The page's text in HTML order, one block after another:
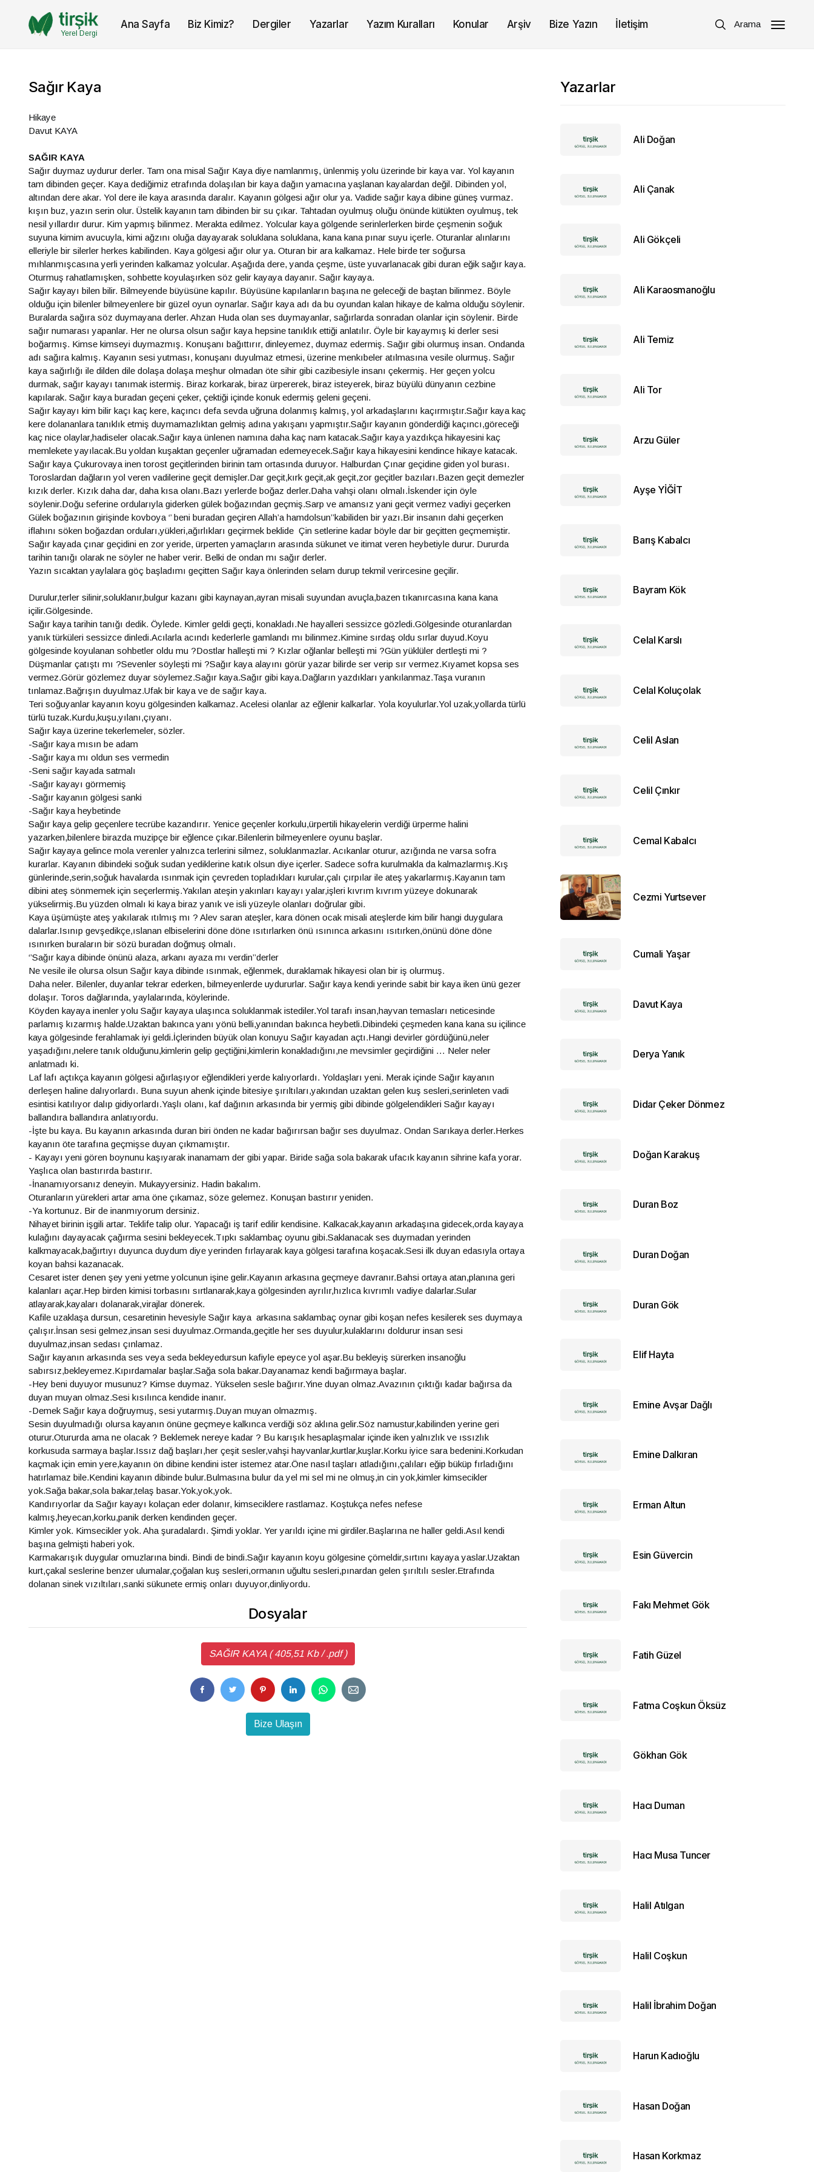
Yerel Dergi
Arama
Ana Sayfa Biz Kimiz? Dergiler Yazarlar Yazım Kuralları Konular Arşiv Bize Yazın İletişim
Sağır Kaya
Hikaye
Davut KAYA
SAĞIR KAYA
Sağır duymaz uydurur derler. Tam ona misal Sağır Kaya diye namlanmış, ünlenmiş yolu üzerinde bir kaya var. Yol kayanın
tam dibinden geçer. Kaya dediğimiz etrafında dolaşılan bir kaya dağın yamacına yaşlanan kayalardan değil. Dibinden yol,
altından dere akar. Yol dere ile kaya arasında daralır. Kayanın gölgesi ağır olur ya. Vadide sağır kaya dibine güneş vurmaz.
kışın buz, yazın serin olur. Üstelik kayanın tam dibinden bir su çıkar. Tahtadan oyulmuş oluğu önünde kütükten oyulmuş, tek
nesil yıllardır durur. Kim yapmış bilinmez. Merakta edilmez. Yolcular kaya gölgende serinlerlerken birde çeşmenin soğuk
suyuna kimim avucuyla, kimi ağzını oluğa dayayarak soluklana soluklana, kana kana pınar suyu içerle. Oturanlar alınlarını
elleriyle bir silerler herkes kabilinden. Kaya gölgesi ağır olur ya. Oturan bir ara kalkamaz. Hele birde ter soğursa
mıhlanmışcasına yerli yerinden kalkamaz yolcular. Aşağıda dere, yanda çeşme, üste yuvarlanacak gibi duran eğik sağır kaya.
Oturmuş rahatlamışken, sohbette koyulaşırken söz gelir kayaya dayanır. Sağır kayaya.
Sağır kayayı bilen bilir. Bilmeyende büyüsüne kapılır. Büyüsüne kapılanların başına ne geleceği de baştan bilinmez. Böyle
olduğu için bilenler bilmeyenlere bir güzel oyun oynarlar. Sağır kaya adı da bu oyundan kalan hikaye de kalma olduğu söylenir.
Buralarda sağıra söz duymayana derler. Ahzan Huda olan ses duymayanlar, sağırlarda sonradan olanlar için söylenir. Birde
sağır numarası yapanlar. Her ne olursa olsun sağır kaya hepsine tanıklık ettiği anlatılır. Öyle bir kayaymış ki derler sesi
boğarmış. Kimse kimseyi duymazmış. Konuşanı bağıttırır, dinleyemez, duymaz edermiş. Sağır gibi olurmuş insan. Ondanda
adı sağıra kalmış. Kayanın sesi yutması, konuşanı duyulmaz etmesi, üzerine menkıbeler atılmasına vesile olurmuş. Sağır
kaya sağırlığı ile dilden dile dolaşa dolaşa meşhur olmadan öte sihir gibi cazibesiyle insanı çekermiş. Her geçen yolcu
durmak, sağır kayayı tanımak istermiş. Biraz korkarak, biraz ürpererek, biraz isteyerek, biraz büyülü dünyanın cezbine
kapılarak. Sağır kaya buradan geçeni çeker, çektiği içinde konuk edermiş geleni geçeni.
Sağır kayayı kim bilir kaçı kaç kere, kaçıncı defa sevda uğruna dolanmış kalmış, yol arkadaşlarını kaçırmıştır.Sağır kaya kaç
kere dolananlara tanıklık etmiş duymamazlıktan gelmiş adına yakışanı yapmıştır.Sağır kayanın gönderdiği kaçıncı,göreceği
kaç nice olaylar,hadiseler olacak.Sağır kaya ünlenen namına daha kaç nam katacak.Sağır kaya yazdıkça hikayesini kaç
memlekete yayılacak.Bu yoldan kuşaktan geçenler uğramadan edemeyecek.Sağır kaya hikayesini kendince hikaye katacak.
Sağır kaya Çukurovaya inen torost geçitlerinden birinin tam ortasında duruyor. Halburdan Çınar geçidine giden yol burası.
Toroslardan dağların yol veren vadilerine geçit demişler.Dar geçit,kırk geçit,ak geçit,zor geçitler bazıları.Bazen geçit demezler
kızık derler. Kızık daha dar, daha kısa olanı.Bazı yerlerde boğaz derler.Daha vahşi olanı olmalı.İskender için öyle
söylenir.Doğu seferine ordularıyla giderken gülek boğazından geçmiş.Sarp ve amansız yani geçit vermez vadiyi geçerken
Gülek boğazının girişinde kovboya ‘’ beni buradan geçiren Allah’a hamdolsun’’kabiliden bir yazı.Bir insanın dahi geçerken
iflahını söken boğazdan orduları,yükleri,ağırlıkları geçirmek beklide Çin setlerine kadar böyle dar bir geçitten geçmemiştir.
Sağır kayada çınar geçidini en zor yeride, ürperten yamaçların arasında sükunet ve itimat veren heybetiyle durur. Dururda
tarihin tanığı olarak ne söyler ne haber verir. Belki de ondan mı sağır derler.
Yazın sıcaktan yaylalara göç başladımı geçitten Sağır kaya önlerinden selam durup tekmil verircesine geçilir.
Durulur,terler silinir,soluklanır,bulgur kazanı gibi kaynayan,ayran misali suyundan avuçla,bazen tıkanırcasına kana kana
içilir.Gölgesinde.
Sağır kaya tarihin tanığı dedik. Öylede. Kimler geldi geçti, konakladı.Ne hayalleri sessizce gözledi.Gölgesinde oturanlardan
yanık türküleri sessizce dinledi.Acılarla acındı kederlerle gamlandı mı bilinmez.Kimine sırdaş oldu sırlar duyud.Koyu
gölgesinde koyulanan sohbetler oldu mu ?Dostlar halleşti mi ? Kızlar oğlanlar belleşti mi ?Gün yüklüler dertleşti mi ?
Düşmanlar çatıştı mı ?Sevenler söyleşti mi ?Sağır kaya alayını görür yazar bilirde ser verip sır vermez.Kıyamet kopsa ses
vermez.Görür gözlemez duyar söylemez.Sağır kaya.Sağır gibi kaya.Dağların yazdıkları yankılanmaz.Taşa vuranın
tınlamaz.Bağrışın duyulmaz.Ufak bir kaya ve de sağır kaya.
Teri soğuyanlar kayanın koyu gölgesinden kalkamaz. Acelesi olanlar az eğlenir kalkarlar. Yola koyulurlar.Yol uzak,yollarda türlü
türlü tuzak.Kurdu,kuşu,yılanı,çıyanı.
Sağır kaya üzerine tekerlemeler, sözler.
-Sağır kaya mısın be adam
-Sağır kaya mı oldun ses vermedin
-Seni sağır kayada satmalı
-Sağır kayayı görmemiş
-Sağır kayanın gölgesi sanki
-Sağır kaya heybetinde
Sağır kaya gelip geçenlere tecrübe kazandırır. Yenice geçenler korkulu,ürpertili hikayelerin verdiği ürperme halini
yazarken,bilenlere birazda muzipçe bir eğlence çıkar.Bilenlerin bilmeyenlere oyunu başlar.
Sağır kayaya gelince mola verenler yalnızca terlerini silmez, soluklanmazlar. Acıkanlar oturur, azığında ne varsa sofra
kurarlar. Kayanın dibindeki soğuk sudan yediklerine katık olsun diye içerler. Sadece sofra kurulmakla da kalmazlarmış.Kış
günlerinde,serin,soğuk havalarda ısınmak için çevreden topladıkları kurular,çalı çırpılar ile ateş yakarlarmış.Kayanın tam
dibini ateş sönmemek için seçerlermiş.Yakılan ateşin yakınları kayayı yalar,işleri kıvrım kıvrım yüzeye dokunarak
yükselirmiş.Bu yüzden olmalı ki kaya biraz yanık ve isli yüzeyle olanları doğrular gibi.
Kaya üşümüşte ateş yakılarak ıtılmış mı ? Alev saran ateşler, kara dönen ocak misali ateşlerde kim bilir hangi duygulara
dalarlar.Isınıp gevşedikçe,ıslanan elbiselerini döne döne ısıtırlarken önü ısınınca arkasını ısıtırken,önünü döne döne
ısınırken buraların bir sözü buradan doğmuş olmalı.
‘’Sağır kaya dibinde önünü alaza, arkanı ayaza mı verdin’’derler
Ne vesile ile olursa olsun Sağır kaya dibinde ısınmak, eğlenmek, duraklamak hikayesi olan bir iş olurmuş.
Daha neler. Bilenler, duyanlar tekrar ederken, bilmeyenlerde uydururlar. Sağır kaya kendi yerinde sabit bir kaya iken ünü gezer
dolaşır. Toros dağlarında, yaylalarında, köylerinde.
Köyden kayaya inenler yolu Sağır kayaya ulaşınca soluklanmak istediler.Yol tarafı insan,hayvan temasları neticesinde
parlamış kızarmış halde.Uzaktan bakınca yanı yönü belli,yanından bakınca heybetli.Dibindeki çeşmeden kana kana su içilince
kaya gölgesinde ferahlamak iyi geldi.İçlerinden büyük olan konuyu Sağır kayadan açtı.Hangi devirler gördüğünü,neler
yaşadığını,nelere tanık olduğunu,kimlerin gelip geçtiğini,kimlerin konakladığını,ne mevsimler geçirdiğini … Neler neler
anlatmadı ki.
Laf lafı açtıkça kayanın gölgesi ağırlaşıyor eğlendikleri yerde kalıyorlardı. Yoldaşları yeni. Merak içinde Sağır kayanın
derleşen haline dalıyorlardı. Buna suyun ahenk içinde bitesiye şırıltıları,yakından uzaktan gelen kuş sesleri,serinleten vadi
esintisi katılıyor dalıp gidiyorlardı.Yaşlı olanı, kaf dağının arkasında bir yermiş gibi dibinde gölgelendikleri Sağır kayayı
ballandıra ballandıra anlatıyordu.
-İşte bu kaya. Bu kayanın arkasında duran biri önden ne kadar bağırırsan bağır ses duyulmaz. Ondan Sarıkaya derler.Herkes
kayanın öte tarafına geçmişse duyan çıkmamıştır.
- Kayayı yeni gören boynunu kaşıyarak inanamam der gibi yapar. Biride sağa sola bakarak ufacık kayanın sihrine kafa yorar.
Yaşlıca olan bastırırda bastırır.
-İnanamıyorsanız deneyin. Mukayyersiniz. Hadin bakalım.
Oturanların yürekleri artar ama öne çıkamaz, söze gelemez. Konuşan bastırır yeniden.
-Ya kortunuz. Bir de inanmıyorum dersiniz.
Nihayet birinin işgili artar. Teklife talip olur. Yapacağı iş tarif edilir kendisine. Kalkacak,kayanın arkadaşına gidecek,orda kayaya
kulağını dayayacak çağırma sesini bekleyecek.Tıpkı saklambaç oyunu gibi.Saklanacak ses duymadan yerinden
kalkmayacak,bağırtıyı duyunca duydum diye yerinden fırlayarak kaya gölgesi tarafına koşacak.Sesi ilk duyan edasıyla ortaya
koyan bahsi kazanacak.
Cesaret ister denen şey yeni yetme yolcunun işine gelir.Kayanın arkasına geçmeye davranır.Bahsi ortaya atan,planına geri
kalanları açar.Hep birden kimisi torbasını sırtlanarak,kaya gölgesinden ayrılır,hızlıca kıvrımlı vadiye dalarlar.Sular
atlayarak,kayaları dolanarak,virajlar dönerek.
Kafile uzaklaşa dursun, cesaretinin hevesiyle Sağır kaya arkasına saklambaç oynar gibi koşan nefes kesilerek ses duymaya
çalışır.İnsan sesi gelmez,insan sesi duyulmaz.Ormanda,geçitle her ses duyulur,kulaklarını doldurur insan sesi
duyulmaz,insan sedası çınlamaz.
Sağır kayanın arkasında ses veya seda bekleyedursun kafiyle epeyce yol aşar.Bu bekleyiş sürerken insanoğlu
sabırsız,bekleyemez.Kıpırdamalar başlar.Sağa sola bakar.Dayanamaz kendi bağırmaya başlar.
-Hey beni duyuyor musunuz? Kimse duymaz. Yükselen sesle bağırır.Yine duyan olmaz.Avazının çıktığı kadar bağırsa da
duyan muyan olmaz.Sesi kısılınca kendide inanır.
-Demek Sağır kaya doğruymuş, sesi yutarmış.Duyan muyan olmazmış.
Sesin duyulmadığı olursa kayanın önüne geçmeye kalkınca verdiği söz aklına gelir.Söz namustur,kabilinden yerine geri
oturur.Otururda ama ne olacak ? Beklemek nereye kadar ? Bu karışık hesaplaşmalar içinde iken yalnızlık ve ıssızlık
korkusuda sarmaya başlar.Issız dağ başları,her çeşit sesler,vahşi hayvanlar,kurtlar,kuşlar.Korku iyice sara bedenini.Korkudan
kaçmak için emin yere,kayanın ön dibine kendini ister istemez atar.Öne nasıl taşları atladığını,çalıları eğip büküp fırladığını
hatırlamaz bile.Kendini kayanın dibinde bulur.Bulmasına bulur da yel mi sel mi ne olmuş,in cin yok,kimler kimsecikler
yok.Sağa bakar,sola bakar,telaş basar.Yok,yok,yok.
Kandırıyorlar da Sağır kayayı kolaçan eder dolanır, kimseciklere rastlamaz. Koştukça nefes nefese
kalmış,heyecan,korku,panik derken kendinden geçer.
Kimler yok. Kimsecikler yok. Aha şuradalardı. Şimdi yoklar. Yer yarıldı içine mi girdiler.Başlarına ne haller geldi.Asıl kendi
başına gelmişti haberi yok.
Karmakarışık duygular omuzlarına bindi. Bindi de bindi.Sağır kayanın koyu gölgesine çömeldir,sırtını kayaya yaslar.Uzaktan
kurt,çakal seslerine benzer ulumalar,çoğalan kuş sesleri,ormanın uğultu sesleri,pınardan gelen şırıltılı sesler.Etrafında
dolanan sinek vızıltıları,sanki sükunete ermiş onları duyuyor,dinliyordu.
Dosyalar
SAĞIR KAYA ( 405,51 Kb / .pdf )
Bize Ulaşın
Yazarlar
Ali Doğan
Ali Çanak
Ali Gökçeli
Ali Karaosmanoğlu
Ali Temiz
Ali Tor
Arzu Güler
Ayşe YİĞİT
Barış Kabalcı
Bayram Kök
Celal Karslı
Celal Koluçolak
Celil Aslan
Celil Çınkır
Cemal Kabalcı
Cezmi Yurtsever
Cumali Yaşar
Davut Kaya
Derya Yanık
Didar Çeker Dönmez
Doğan Karakuş
Duran Boz
Duran Doğan
Duran Gök
Elif Hayta
Emine Avşar Dağlı
Emine Dalkıran
Erman Altun
Esin Güvercin
Fakı Mehmet Gök
Fatih Güzel
Fatma Coşkun Öksüz
Gökhan Gök
Hacı Duman
Hacı Musa Tuncer
Halil Atılgan
Halil Coşkun
Halil İbrahim Doğan
Harun Kadıoğlu
Hasan Doğan
Hasan Korkmaz